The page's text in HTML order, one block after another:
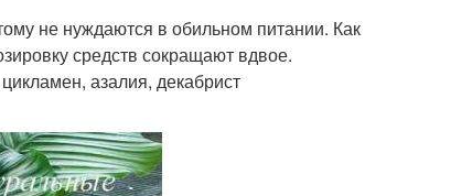
не нуждаются в обильном питании. Как
средств сокращают вдвое.
азалия, декабрист